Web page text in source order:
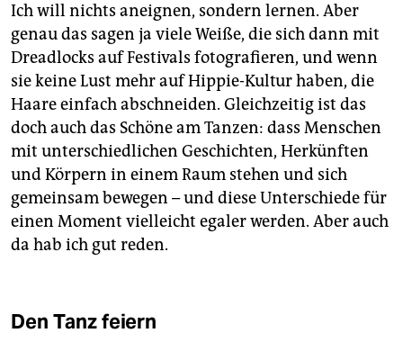
Ich will nichts aneignen, sondern lernen. Aber
genau das sagen ja viele Weiße, die sich dann mit
Dreadlocks auf Festivals fotografieren, und wenn
sie keine Lust mehr auf Hippie-Kultur haben, die
Haare einfach abschneiden. Gleichzeitig ist das
doch auch das Schöne am Tanzen: dass Menschen
mit unterschiedlichen Geschichten, Herkünften
und Körpern in einem Raum stehen und sich
gemeinsam bewegen – und diese Unterschiede für
einen Moment vielleicht egaler werden. Aber auch
da hab ich gut reden.
Den Tanz feiern